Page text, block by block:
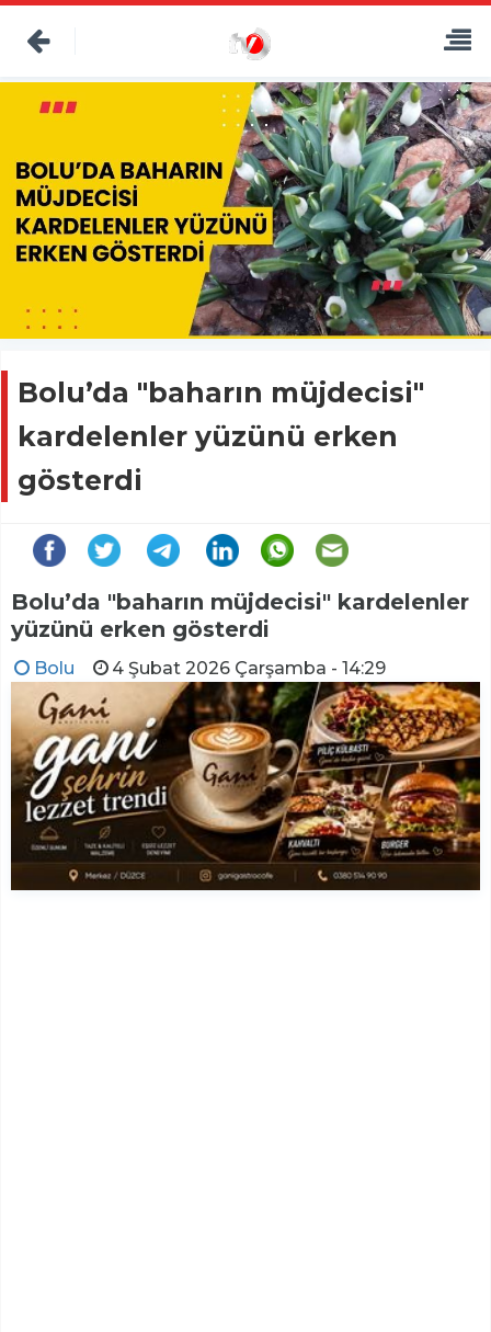
Bolu’da "baharın müjdecisi"
kardelenler yüzünü erken
gösterdi
Bolu’da "baharın müjdecisi" kardelenler
yüzünü erken gösterdi
Bolu 4 Şubat 2026 Çarşamba - 14:29